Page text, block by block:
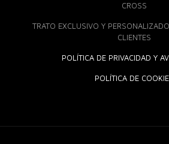
CROSS
TRATO EXCLUSIVO Y
CLIENTES
POLÍTICA DE PRIVACIDAD Y
POLÍTICA DE